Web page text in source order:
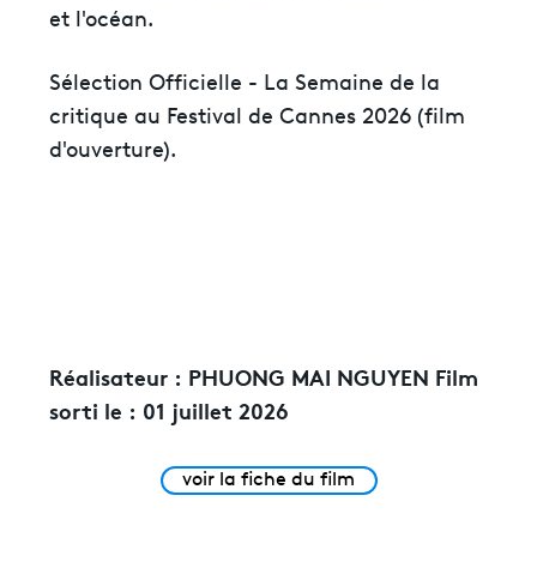
et l'océan.
Sélection Officielle - La Semaine de la
critique au Festival de Cannes 2026 (film
d'ouverture).
Réalisateur : PHUONG MAI NGUYEN Film
sorti le : 01 juillet 2026
voir la fiche du film